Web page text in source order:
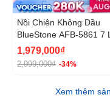
Nồi Chiên Không Dầu
BlueStone AFB-5861 7
1800W
1,979,000₫
2,999,000₫ -34%
Xem thêm